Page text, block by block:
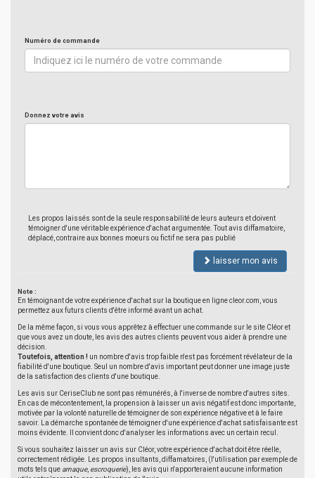
Numéro de commande
Donnez votre avis
Les propos laissés sont de la seule responsabilité de leurs auteurs et doivent
témoigner d'une véritable expérience d'achat argumentée. Tout avis diffamatoire,
déplacé, contraire aux bonnes moeurs ou fictif ne sera pas publié
laisser mon avis
Note :
En témoignant de votre expérience d'achat sur la boutique en ligne cleor.com, vous
permettez aux futurs clients d'être informé avant un achat.
De la même façon, si vous vous apprêtez à effectuer une commande sur le site Cléor et
que vous avez un doute, les avis des autres clients peuvent vous aider à prendre une
décision.
Toutefois, attention ! un nombre d'avis trop faible n'est pas forcément révélateur de la
fiabilité d'une boutique. Seul un nombre d'avis important peut donner une image juste
de la satisfaction des clients d'une boutique.
Les avis sur CeriseClub ne sont pas rémunérés, à l'inverse de nombre d'autres sites.
En cas de mécontentement, la propension à laisser un avis négatif est donc importante,
motivée par la volonté naturelle de témoigner de son expérience négative et à le faire
savoir. La démarche spontanée de témoigner d'une expérience d'achat satisfaisante est
moins évidente. Il convient donc d'analyser les informations avec un certain recul.
Si vous souhaitez laisser un avis sur Cléor, votre expérience d'achat doit être réelle,
correctement rédigée. Les propos insultants, diffamatoires, (l'utilisation par exemple de
mots tels que arnaque, escroquerie), les avis qui n'apporteraient aucune information